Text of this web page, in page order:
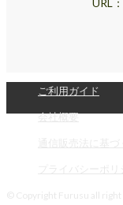
ご利用ガイド
会社概要